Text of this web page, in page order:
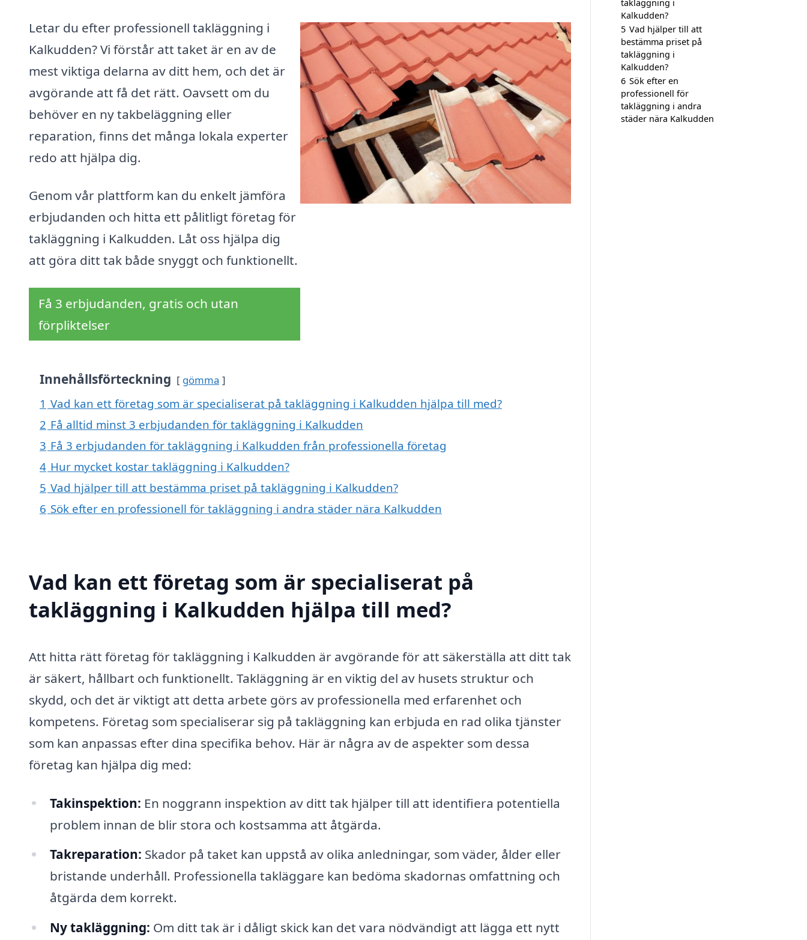
Letar du efter professionell takläggning i
Kalkudden? Vi förstår att taket är en av de
mest viktiga delarna av ditt hem, och det är
avgörande att få det rätt. Oavsett om du
behöver en ny takbeläggning eller
reparation, finns det många lokala experter
redo att hjälpa dig.
Genom vår plattform kan du enkelt jämföra
erbjudanden och hitta ett pålitligt företag för
takläggning i Kalkudden. Låt oss hjälpa dig
att göra ditt tak både snyggt och funktionellt.
Få 3 erbjudanden, gratis och utan
förpliktelser
Innehållsförteckning gömma
1 Vad kan ett företag som är specialiserat på takläggning i Kalkudden hjälpa till med?
2 Få alltid minst 3 erbjudanden för takläggning i Kalkudden
3 Få 3 erbjudanden för takläggning i Kalkudden från professionella företag
4 Hur mycket kostar takläggning i Kalkudden?
5 Vad hjälper till att bestämma priset på takläggning i Kalkudden?
6 Sök efter en professionell för takläggning i andra städer nära Kalkudden
Vad kan ett företag som är specialiserat på
takläggning i Kalkudden hjälpa till med?
Att hitta rätt företag för takläggning i Kalkudden är avgörande för att säkerställa att ditt tak
är säkert, hållbart och funktionellt. Takläggning är en viktig del av husets struktur och
skydd, och det är viktigt att detta arbete görs av professionella med erfarenhet och
kompetens. Företag som specialiserar sig på takläggning kan erbjuda en rad olika tjänster
som kan anpassas efter dina specifika behov. Här är några av de aspekter som dessa
företag kan hjälpa dig med:
Takinspektion: En noggrann inspektion av ditt tak hjälper till att identifiera potentiella
problem innan de blir stora och kostsamma att åtgärda.
Takreparation: Skador på taket kan uppstå av olika anledningar, som väder, ålder eller
bristande underhåll. Professionella takläggare kan bedöma skadornas omfattning och
åtgärda dem korrekt.
Ny takläggning: Om ditt tak är i dåligt skick kan det vara nödvändigt att lägga ett nytt
takläggning i
Kalkudden?
5 Vad hjälper till att
bestämma priset på
takläggning i
Kalkudden?
6 Sök efter en
professionell för
takläggning i andra
städer nära Kalkudden